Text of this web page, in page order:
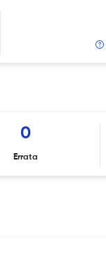
0
Errata